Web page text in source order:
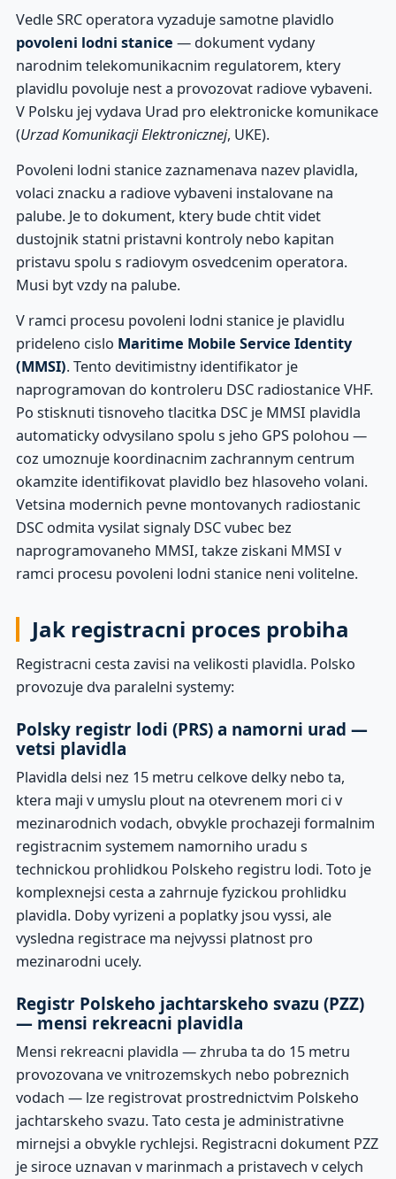
Vedle SRC operatora vyzaduje samotne plavidlo
povoleni lodni stanice — dokument vydany
narodnim telekomunikacnim regulatorem, ktery
plavidlu povoluje nest a provozovat radiove vybaveni.
V Polsku jej vydava Urad pro elektronicke komunikace
(Urzad Komunikacji Elektronicznej, UKE).
Povoleni lodni stanice zaznamenava nazev plavidla,
volaci znacku a radiove vybaveni instalovane na
palube. Je to dokument, ktery bude chtit videt
dustojnik statni pristavni kontroly nebo kapitan
pristavu spolu s radiovym osvedcenim operatora.
Musi byt vzdy na palube.
V ramci procesu povoleni lodni stanice je plavidlu
prideleno cislo Maritime Mobile Service Identity
(MMSI). Tento devitimistny identifikator je
naprogramovan do kontroleru DSC radiostanice VHF.
Po stisknuti tisnoveho tlacitka DSC je MMSI plavidla
automaticky odvysilano spolu s jeho GPS polohou —
coz umoznuje koordinacnim zachrannym centrum
okamzite identifikovat plavidlo bez hlasoveho volani.
Vetsina modernich pevne montovanych radiostanic
DSC odmita vysilat signaly DSC vubec bez
naprogramovaneho MMSI, takze ziskani MMSI v
ramci procesu povoleni lodni stanice neni volitelne.
Jak registracni proces probiha
Registracni cesta zavisi na velikosti plavidla. Polsko
provozuje dva paralelni systemy:
Polsky registr lodi (PRS) a namorni urad —
vetsi plavidla
Plavidla delsi nez 15 metru celkove delky nebo ta,
ktera maji v umyslu plout na otevrenem mori ci v
mezinarodnich vodach, obvykle prochazeji formalnim
registracnim systemem namorniho uradu s
technickou prohlidkou Polskeho registru lodi. Toto je
komplexnejsi cesta a zahrnuje fyzickou prohlidku
plavidla. Doby vyrizeni a poplatky jsou vyssi, ale
vysledna registrace ma nejvyssi platnost pro
mezinarodni ucely.
Registr Polskeho jachtarskeho svazu (PZZ)
— mensi rekreacni plavidla
Mensi rekreacni plavidla — zhruba ta do 15 metru
provozovana ve vnitrozemskych nebo pobreznich
vodach — lze registrovat prostrednictvim Polskeho
jachtarskeho svazu. Tato cesta je administrativne
mirnejsi a obvykle rychlejsi. Registracni dokument PZZ
je siroce uznavan v marinmach a pristavech v celych